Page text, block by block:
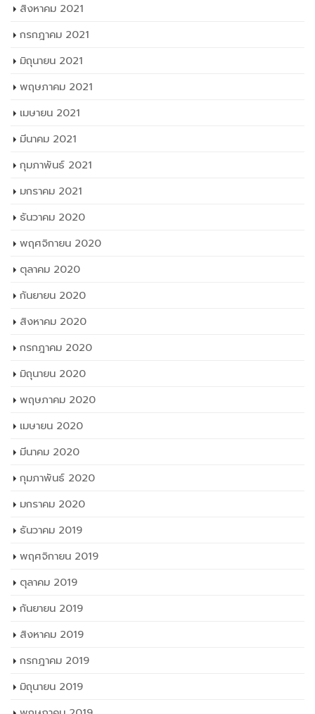
สิงหาคม 2021
กรกฎาคม 2021
มิถุนายน 2021
พฤษภาคม 2021
เมษายน 2021
มีนาคม 2021
กุมภาพันธ์ 2021
มกราคม 2021
ธันวาคม 2020
พฤศจิกายน 2020
ตุลาคม 2020
กันยายน 2020
สิงหาคม 2020
กรกฎาคม 2020
มิถุนายน 2020
พฤษภาคม 2020
เมษายน 2020
มีนาคม 2020
กุมภาพันธ์ 2020
มกราคม 2020
ธันวาคม 2019
พฤศจิกายน 2019
ตุลาคม 2019
กันยายน 2019
สิงหาคม 2019
กรกฎาคม 2019
มิถุนายน 2019